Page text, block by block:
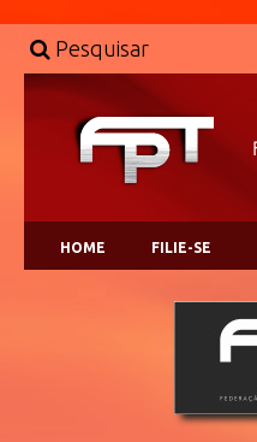
Pesquisar
HOME FILIE-SE